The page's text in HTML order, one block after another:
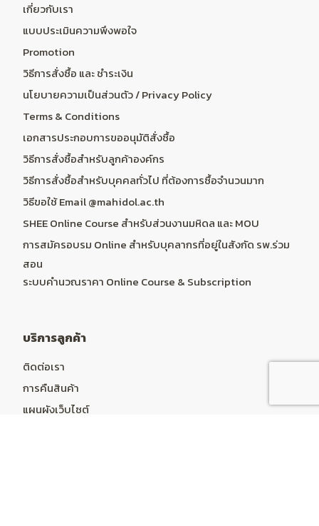
เกี่ยวกับเรา
แบบประเมินความพึงพอใจ
Promotion
วิธีการสั่งซื้อ และ ชำระเงิน
นโยบายความเป็นส่วนตัว / Privacy Policy
Terms & Conditions
เอกสารประกอบการขออนุมัติสั่งซื้อ
วิธีการสั่งซื้อสำหรับลูกค้าองค์กร
วิธีการสั่งซื้อสำหรับบุคคลทั่วไป ที่ต้องการซื้อจำนวนมาก
วิธีขอใช้ Email @mahidol.ac.th
SHEE Online Course สำหรับส่วนงานมหิดล และ MOU
การสมัครอบรม Online สำหรับบุคลากรที่อยู่ในสังกัด รพ.ร่วม
สอน
ระบบคำนวณราคา Online Course & Subscription
บริการลูกค้า
ติดต่อเรา
การคืนสินค้า
แผนผังเว็บไซต์